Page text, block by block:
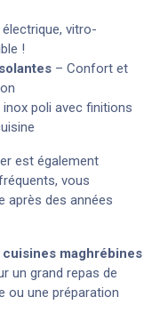
électrique, vitro-
!
– Confort et
poli avec finitions
est également
vous
après des années
maghrébines
un grand repas de
ou une préparation